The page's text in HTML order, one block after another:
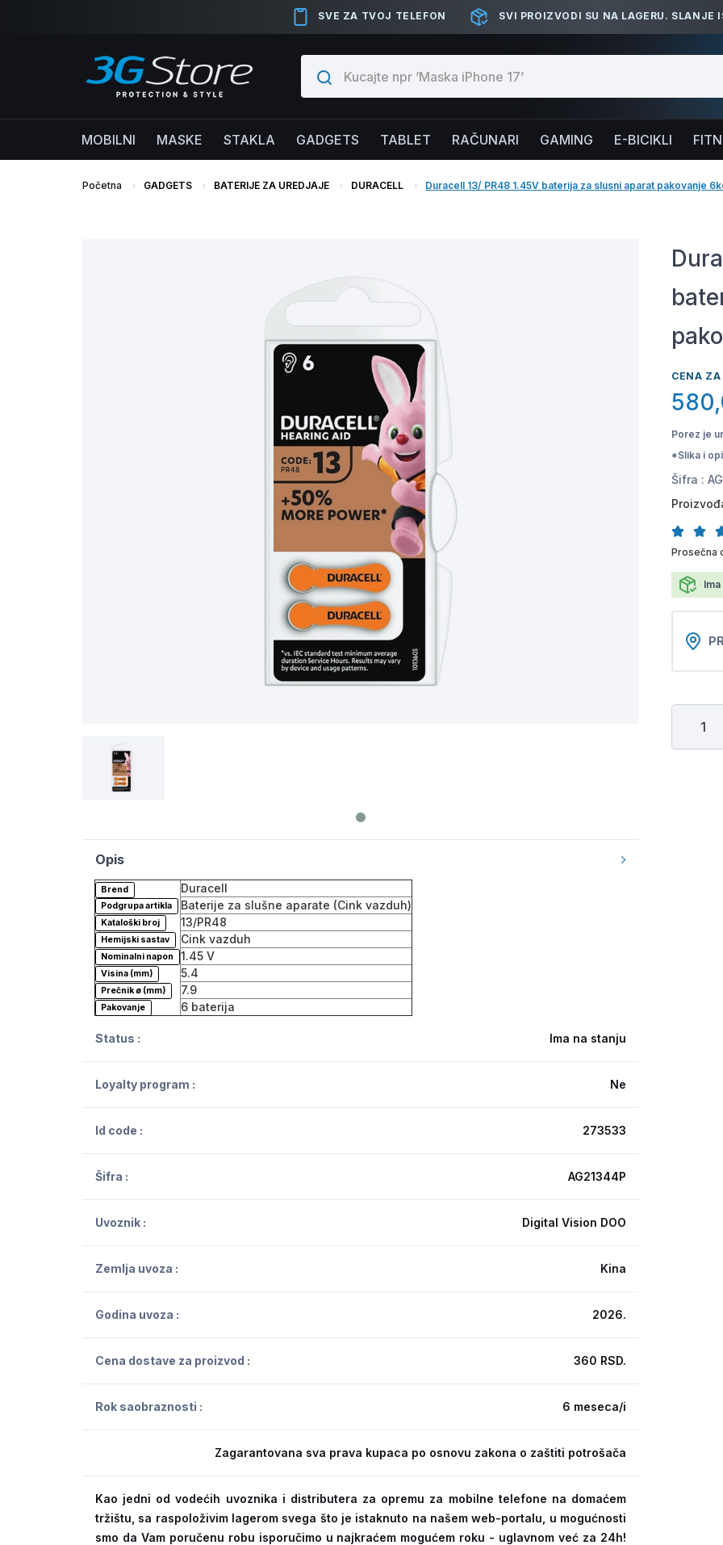
SVE ZA TVOJ TELEFON SVI PROIZVODI SU NA LAGERU. SLANJE
MOBILNI MASKE STAKLA GADGETS TABLET RAČUNARI GAMING E-BICIKLI
Početna GADGETS BATERIJE ZA UREDJAJE DURACELL Duracell 13/ PR48 1.45V baterija za slusni aparat pakovanje
Opis
Brend Duracell
Podgrupa artikla Baterije za slušne aparate (Cink vazduh)
Kataloški broj 13/PR48
Hemijski sastav Cink vazduh
Nominalni napon 1.45 V
Visina (mm) 5.4
Prečnik ø (mm) 7.9
Pakovanje 6 baterija
Status : Ima na stanju
Loyalty program : Ne
Id code : 273533
Šifra : AG21344P
Uvoznik : Digital Vision DOO
Zemlja uvoza : Kina
Godina uvoza : 2026.
Cena dostave za proizvod : 360 RSD.
Rok saobraznosti : 6 meseca/i
Zagarantovana sva prava kupaca po osnovu zakona o zaštiti potrošača
Kao jedni od vodećih uvoznika i distributera za opremu za mobilne telefone na domaćem
tržištu, sa raspoloživim lagerom svega što je istaknuto na našem web-portalu, u mogućnosti
smo da Vam poručenu robu isporučimo u najkraćem mogućem roku - uglavnom već za 24h!
CENA
Porez je
*Slika i
Šifra :
Prosečna